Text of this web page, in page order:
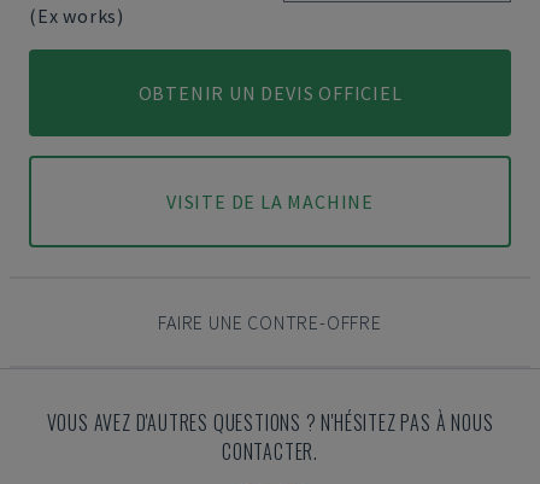
(Ex works)
OBTENIR UN DEVIS OFFICIEL
VISITE DE LA MACHINE
FAIRE UNE CONTRE-OFFRE
VOUS AVEZ D'AUTRES QUESTIONS ? N'HÉSITEZ PAS À NOUS
CONTACTER.